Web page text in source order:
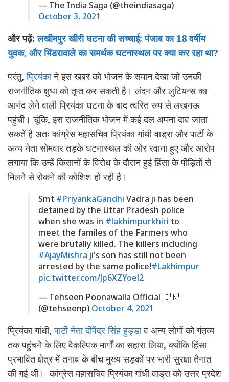
— The India Saga (@theindiasaga)
October 3, 2021
और पढ़ें: लखीमपुर खीरी घटना की सच्चाई: पंजाब का 18 वर्षीय
युवक, और भिंडरावाले का समर्थक घटनास्थल पर क्या कर रहा था?
परंतु,प्रियंकाने इस खबर को भोजन के समान देखा जो उनकी
राजनीतिक क्षुधा को तृप्त कर सकती है। लंदन और लुटियन्स का
आनंद लेने वाली प्रियंका घटना के बाद त्वरित रूप से लखनऊ
पहुंची। चूंकि, इस राजनीतिक भोजन में कई दल अपना दाव जाता
सकतें है अतः कांग्रेस महासचिव प्रियंका गांधी वाड्रा और पार्टी के
अन्य नेता सोमवार तड़के घटनास्थल की ओर रवाना हुए और आरोप
लगाया कि उन्हें किसानों के विरोध के दौरान हुई हिंसा के पीड़ितों से
मिलने से रोकने की कोशिश हो रही है।
Smt #PriyankaGandhi Vadra ji has been
detained by the Uttar Pradesh police
when she was in #lakhimpurkhiri to
meet the familes of the Farmers who
were brutally killed. The killers including
#AjayMishra ji's son has still not been
arrested by the same police!#Lakhimpur
pic.twitter.com/Jp6XZYoel2
— Tehseen Poonawalla Official 🇮🇳
(@tehseenp) October 4, 2021
प्रियंका गांधी,पार्टी नेता दीपेंद्र सिंह हुड्डाव अन्य लोगों को गंतव्य
तक पहुंचने के लिए वैकल्पिक मार्गों का सहारा लिया, क्योंकि हिंसा
प्रभावित क्षेत्र में तनाव के बीच मुख्य सड़कों पर भारी सुरक्षा तैनात
की गई थी। कांग्रेस महासचिव प्रियंका गांधी वाड्रा को उत्तर प्रदेश